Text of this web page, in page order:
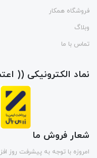
فروشگاه همکار
وبلاگ
تماس با ما
نماد الکترونیکی ((
شعار فروش ما
امروزه با توجه به پیشرفت